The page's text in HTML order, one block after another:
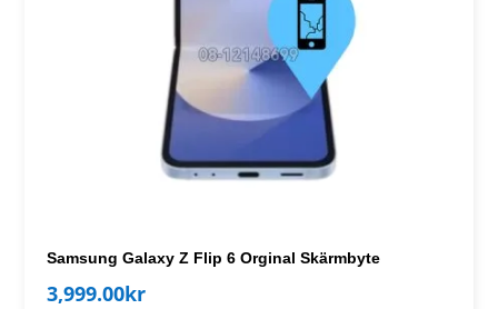
Samsung Galaxy Z Flip 6 Orginal Skärmbyte
3,999.00kr